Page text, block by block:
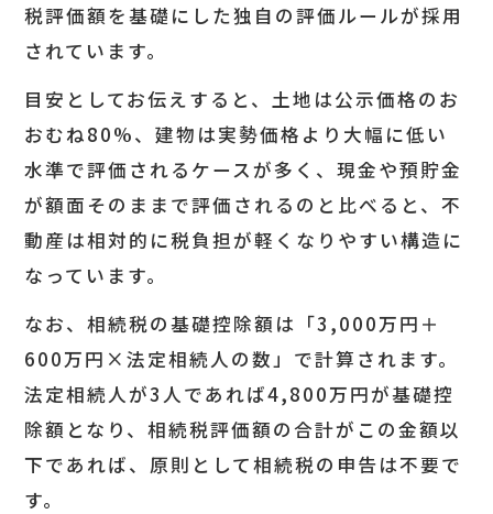
税評価額を基礎にした独自の評価ルールが採用
されています。
目安としてお伝えすると、土地は公示価格のお
おむね80%、建物は実勢価格より大幅に低い
水準で評価されるケースが多く、現金や預貯金
が額面そのままで評価されるのと比べると、不
動産は相対的に税負担が軽くなりやすい構造に
なっています。
なお、相続税の基礎控除額は「3,000万円＋
600万円×法定相続人の数」で計算されます。
法定相続人が3人であれば4,800万円が基礎控
除額となり、相続税評価額の合計がこの金額以
下であれば、原則として相続税の申告は不要で
す。